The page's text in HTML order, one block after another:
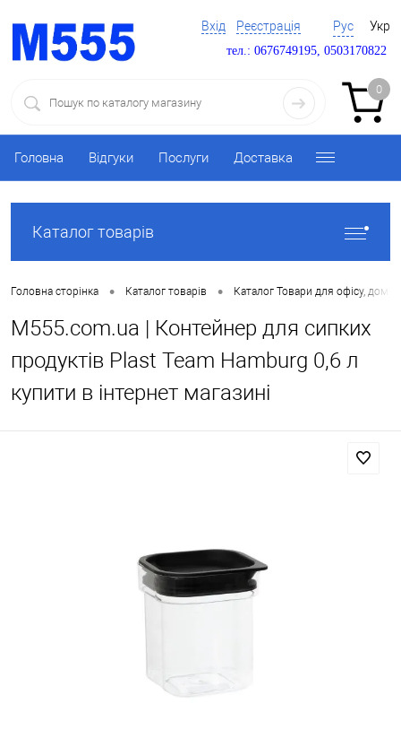
Вхід Реєстрація Рус Укр
тел.: 0676749195, 0503170822
0
Головна Відгуки Послуги Доставка
Каталог товарів
Головна сторінка • Каталог товарів • Каталог Товари для офісу, дому
M555.com.ua | Контейнер для сипких
продуктів Plast Team Hamburg 0,6 л
купити в інтернет магазині